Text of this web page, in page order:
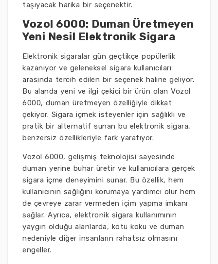
taşıyacak harika bir seçenektir.
Vozol 6000: Duman Üretmeyen
Yeni Nesil Elektronik Sigara
Elektronik sigaralar gün geçtikçe popülerlik
kazanıyor ve geleneksel sigara kullanıcıları
arasında tercih edilen bir seçenek haline geliyor.
Bu alanda yeni ve ilgi çekici bir ürün olan Vozol
6000, duman üretmeyen özelliğiyle dikkat
çekiyor. Sigara içmek isteyenler için sağlıklı ve
pratik bir alternatif sunan bu elektronik sigara,
benzersiz özellikleriyle fark yaratıyor.
Vozol 6000, gelişmiş teknolojisi sayesinde
duman yerine buhar üretir ve kullanıcılara gerçek
sigara içme deneyimini sunar. Bu özellik, hem
kullanıcının sağlığını korumaya yardımcı olur hem
de çevreye zarar vermeden içim yapma imkanı
sağlar. Ayrıca, elektronik sigara kullanımının
yaygın olduğu alanlarda, kötü koku ve duman
nedeniyle diğer insanların rahatsız olmasını
engeller.